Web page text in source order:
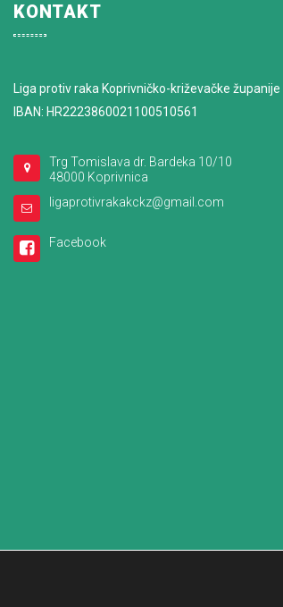
KONTAKT
Liga protiv raka Koprivničko-križevačke županije
IBAN: HR2223860021100510561
Trg Tomislava dr. Bardeka 10/10
48000 Koprivnica
ligaprotivrakakckz@gmail.com
Facebook